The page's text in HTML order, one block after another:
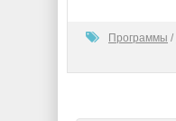
Программы /